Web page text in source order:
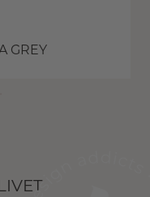
GREY